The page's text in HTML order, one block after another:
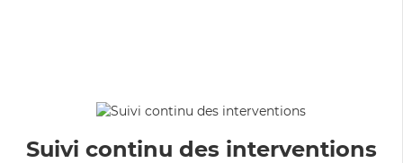
Suivi continu des interventions